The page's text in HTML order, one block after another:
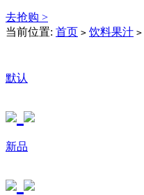
去抢购 >
当前位置: 首页 > 饮料果汁 >
默认
新品